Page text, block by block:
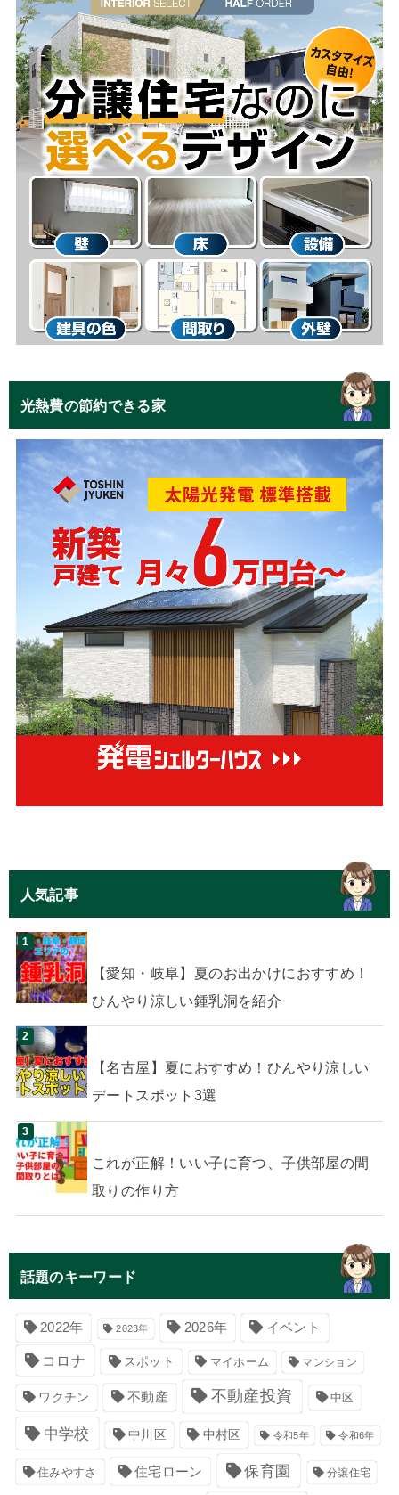
光熱費の節約できる家
人気記事
【愛知・岐阜】夏のお出かけにおすすめ！
ひんやり涼しい鍾乳洞を紹介
【名古屋】夏におすすめ！ひんやり涼しい
デートスポット3選
これが正解！いい子に育つ、子供部屋の間
取りの作り方
話題のキーワード
2022年 2023年 2026年 イベント
コロナ スポット マイホーム マンション
ワクチン 不動産 不動産投資 中区
中学校 中川区 中村区 令和5年 令和6年
住みやすさ 住宅ローン 保育園 分譲住宅